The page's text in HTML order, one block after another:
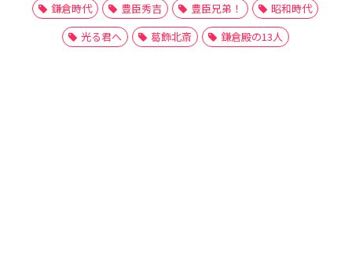
鎌倉時代
豊臣秀吉 豊臣兄弟！
昭和時代
光る君へ
葛飾北斎 鎌倉殿の13人